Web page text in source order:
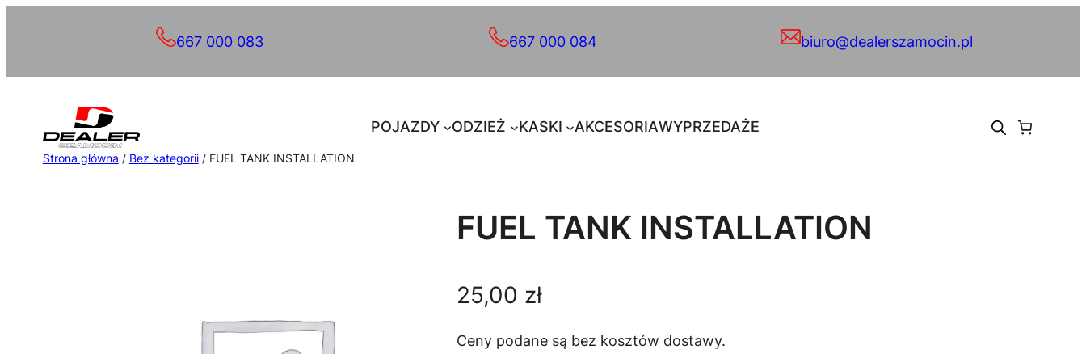
667 000 083 667 000 084 biuro@dealerszamocin.pl
POJAZDY ODZIEŻ KASKI AKCESORIAWYPRZEDAŻE
Strona główna / Bez kategorii/ FUEL TANK INSTALLATION
FUEL TANK INSTALLATION
25,00 zł
Ceny podane są bez kosztów dostawy.